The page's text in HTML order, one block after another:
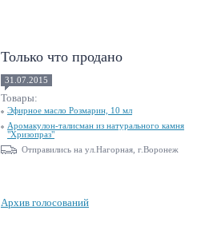
Только что продано
31.07.2015
Товары:
Эфирное масло Розмарин, 10 мл
Аромакулон-талисман из натурального камня
"Хризопраз"
Отправились на ул.Нагорная, г.Воронеж
Архив голосований